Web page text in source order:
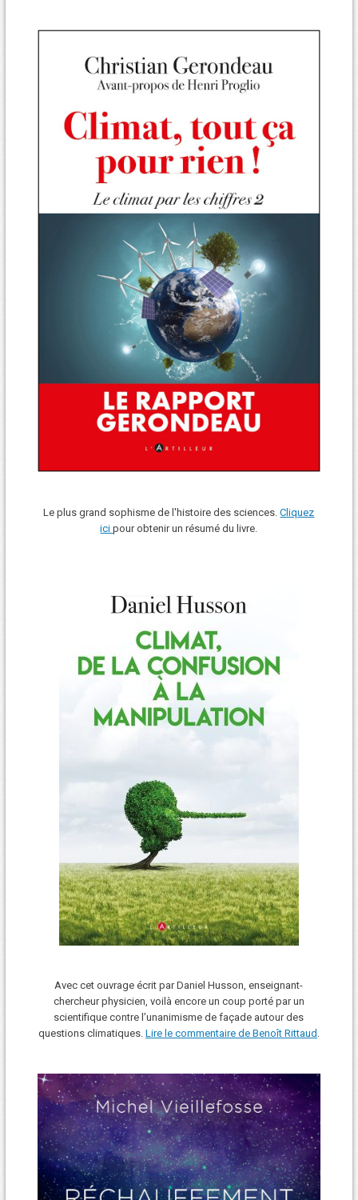
Le plus grand sophisme de l'histoire des sciences.Cliquez
icipour obtenir un résumé du livre.
Avec cet ouvrage écrit par Daniel Husson, enseignant-
chercheur physicien, voilà encore un coup porté par un
scientifique contre l’unanimisme de façade autour des
questions climatiques. Lire le commentaire de Benoît Rittaud